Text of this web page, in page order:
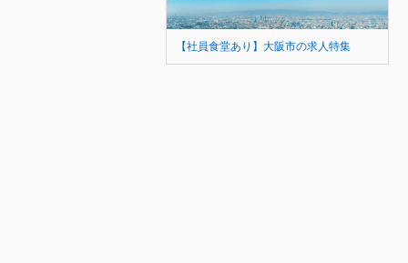
【社員食堂あり】大阪市の求人特集